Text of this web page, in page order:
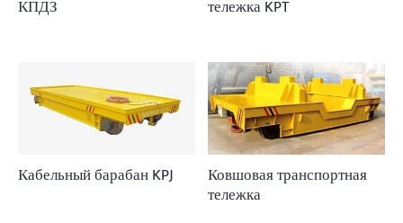
КПДЗ тележка KPT
Кабельный барабан KPJ Ковшовая транспортная
тележка